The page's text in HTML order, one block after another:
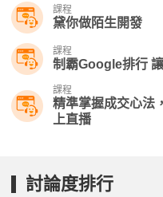
課程
黛你做陌生開發
課程
制霸Google排行
課程
精準掌握成交心法
上直播
討論度排行